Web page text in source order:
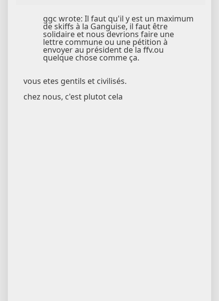
ggc wrote: Il faut qu'il y est un maximum
de skiffs à la Ganguise, il faut être
solidaire et nous devrions faire une
lettre commune ou une pétition à
envoyer au président de la ffv.ou
quelque chose comme ça.
vous etes gentils et civilisés.
chez nous, c'est plutot cela